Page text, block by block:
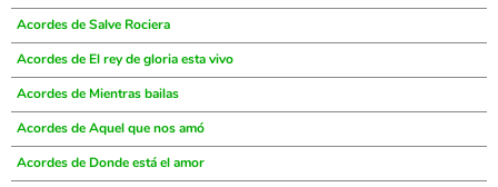
Acordes de Salve Rociera
Acordes de El rey de gloria esta vivo
Acordes de Mientras bailas
Acordes de Aquel que nos amó
Acordes de Donde está el amor